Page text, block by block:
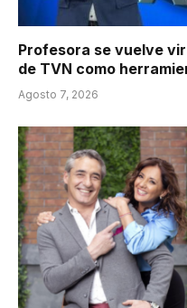
Profesora se vuelve
de TVN como
Agosto 7, 2026